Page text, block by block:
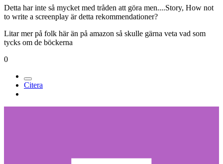
Detta har inte så mycket med tråden att göra men....Story, How not
to write a screenplay är detta rekommendationer?
Litar mer på folk här än på amazon så skulle gärna veta vad som
tycks om de böckerna
0
Citera